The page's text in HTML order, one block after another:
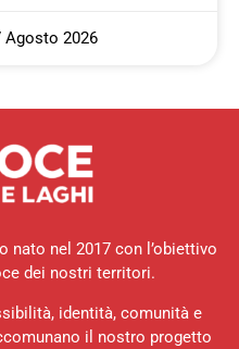
Agosto 2026
nato nel 2017 con l’obiettivo
dei nostri territori.
identità, comunità e
il nostro progetto